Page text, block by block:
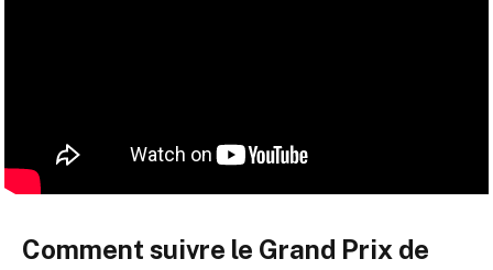
Comment suivre le Grand Prix de